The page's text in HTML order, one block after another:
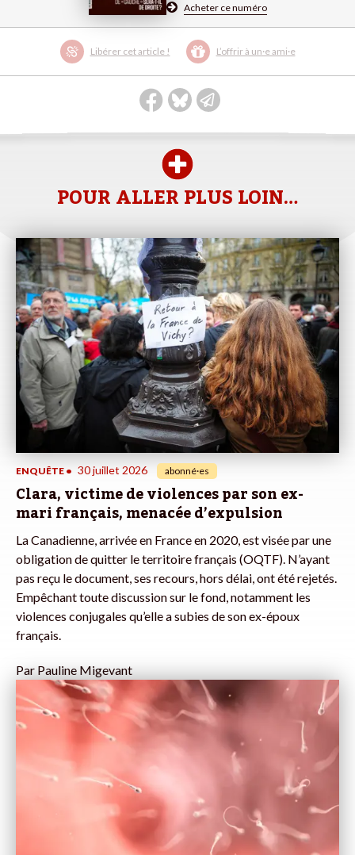
Acheter ce numéro
Libérer cet article ! L’offrir à un·e ami·e
POUR ALLER PLUS LOIN…
ENQUÊTE • 30 juillet 2026 abonné·es
Clara, victime de violences par son ex-
mari français, menacée d’expulsion
La Canadienne, arrivée en France en 2020, est visée par une
obligation de quitter le territoire français (OQTF). N’ayant
pas reçu le document, ses recours, hors délai, ont été rejetés.
Empêchant toute discussion sur le fond, notamment les
violences conjugales qu’elle a subies de son ex-époux
français.
Par Pauline Migevant